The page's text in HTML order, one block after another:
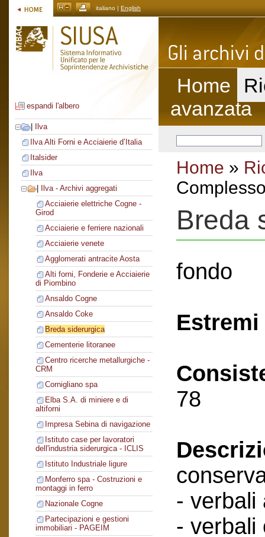
italiano | English
espandi l'albero
Ilva
Ilva Alti Forni e Acciaierie d’Italia
Italsider
Ilva
Ilva - Archivi aggregati
Acciaierie elettriche Cogne -
Girod
Acciaierie e ferriere nazionali
Acciaierie venete
Agglomerati antracite Aosta
Alti forni, Fonderie e Acciaierie
di Piombino
Ansaldo Cogne
Ansaldo Coke
Breda siderurgica
Cementerie litoranee
Centro ricerche metallurgiche -
CRM
Cornigliano spa
Elba S.A. di miniere e di
altiforni
Impresa Sebina di navigazione
Istituto case per lavoratori
dell'industria siderurgica - ICLIS
Istituto Industriale ligure
Monferro spa - Costruzioni e
montaggi in ferro
Nazionale Cogne
Partecipazioni e gestioni
immobiliari - PAGEIM
Home
avanzata
Home »
Breda
fondo
78
- verbali
- verbali